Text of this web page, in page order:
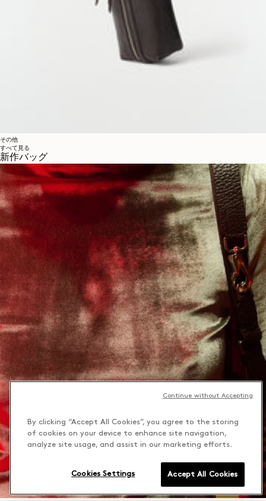
その他
すべて見る
新作バッグ
By clicking “Accept All Cookies”, you agree to the storing
of cookies on your device to enhance site navigation,
analyze site usage, and assist in our marketing efforts.
Accept All Cookies
Cookies Settings
Continue without Accepting